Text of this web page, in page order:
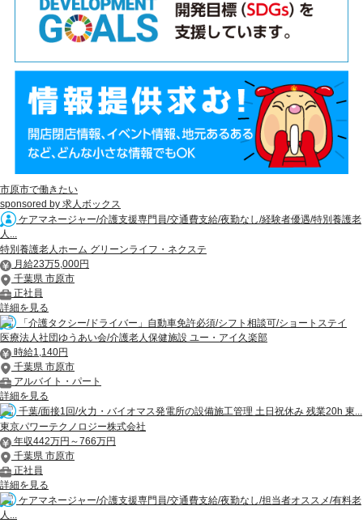
市原市で働きたい
sponsored by 求人ボックス
ケアマネージャー/介護支援専門員/交通費支給/夜勤なし/経験者優遇/特別養護老
人...
特別養護老人ホーム グリーンライフ・ネクステ
月給23万5,000円
千葉県 市原市
正社員
詳細を見る
「介護タクシー/ドライバー」自動車免許必須/シフト相談可/ショートステイ
医療法人社団ゆうあい会/介護老人保健施設 ユー・アイ久楽部
時給1,140円
千葉県 市原市
アルバイト・パート
詳細を見る
千葉/面接1回/火力・バイオマス発電所の設備施工管理 土日祝休み 残業20h 東...
東京パワーテクノロジー株式会社
年収442万円～766万円
千葉県 市原市
正社員
詳細を見る
ケアマネージャー/介護支援専門員/交通費支給/夜勤なし/担当者オススメ/有料老
人...